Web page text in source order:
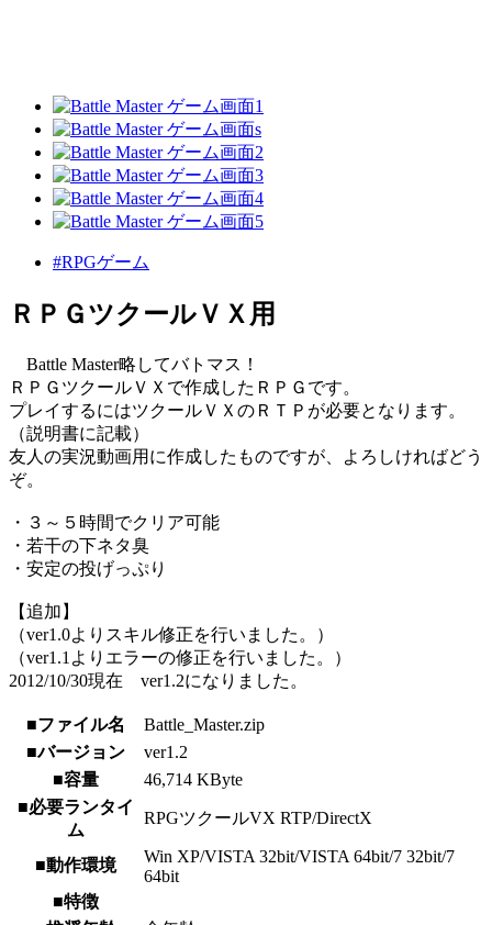
#RPGゲーム
ＲＰＧツクールＶＸ用
Battle Master略してバトマス！
ＲＰＧツクールＶＸで作成したＲＰＧです。
プレイするにはツクールＶＸのＲＴＰが必要となります。
（説明書に記載）
友人の実況動画用に作成したものですが、よろしければどう
ぞ。
・３～５時間でクリア可能
・若干の下ネタ臭
・安定の投げっぷり
【追加】
（ver1.0よりスキル修正を行いました。）
（ver1.1よりエラーの修正を行いました。）
2012/10/30現在 ver1.2になりました。
■ファイル名
Battle_Master.zip
■バージョン
ver1.2
■容量
46,714 KByte
■必要ランタイ
ム
RPGツクールVX RTP/DirectX
■動作環境
Win XP/VISTA 32bit/VISTA 64bit/7 32bit/7
64bit
■特徴